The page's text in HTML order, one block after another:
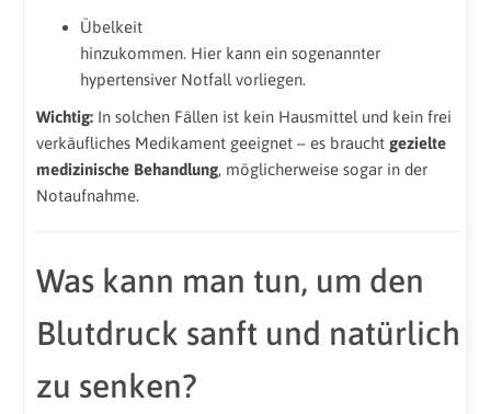
Übelkeit
hinzukommen. Hier kann ein sogenannter
hypertensiver Notfall vorliegen.
Wichtig: In solchen Fällen ist kein Hausmittel und kein frei
verkäufliches Medikament geeignet – es braucht gezielte
medizinische Behandlung, möglicherweise sogar in der
Notaufnahme.
Was kann man tun, um den
Blutdruck sanft und natürlich
zu senken?